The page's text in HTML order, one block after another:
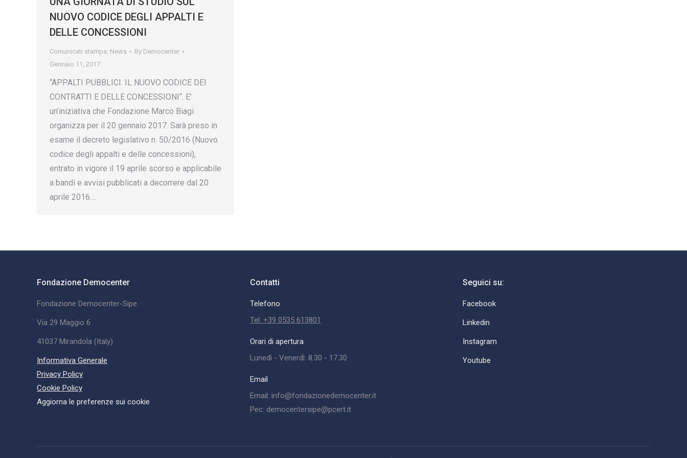
NUOVO CODICE DEGLI APPALTI E
DELLE CONCESSIONI
Comunicati stampa, News By Democenter
Gennaio 11, 2017
“APPALTI PUBBLICI. IL NUOVO CODICE DEI
CONTRATTI E DELLE CONCESSIONI“. E’
un’iniziativa che Fondazione Marco Biagi
organizza per il 20 gennaio 2017. Sarà preso in
esame il decreto legislativo n. 50/2016 (Nuovo
codice degli appalti e delle concessioni),
entrato in vigore il 19 aprile scorso e applicabile
a bandi e avvisi pubblicati a decorrere dal 20
aprile 2016.…
Fondazione Democenter
Fondazione Democenter-Sipe
Via 29 Maggio 6
41037 Mirandola (Italy)
Informativa Generale
Privacy Policy
Cookie Policy
Aggiorna le preferenze sui cookie
Contatti
Telefono
Tel: +39 0535 613801
Orari di apertura
Lunedì - Venerdì: 8.30 - 17.30
Email
Email: info@fondazionedemocenter.it
Pec: democentersipe@pcert.it
Seguici su:
Facebook
Linkedin
Instagram
Youtube